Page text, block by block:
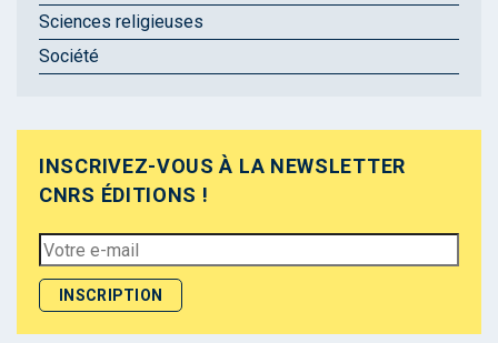
Sciences religieuses
Société
INSCRIVEZ-VOUS À LA NEWSLETTER
CNRS ÉDITIONS !